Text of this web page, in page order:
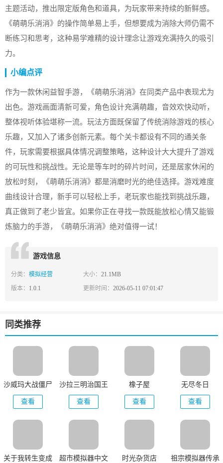
主题活动，推出限定版角色和道具，为玩家带来持续的新鲜感。
《萌萌乐消消》的操作简单易上手，但想要成为消除大师仍需不
断练习和思考，这种易学难精的设计理念让游戏充满持久的吸引
力。
小编点评
作为一款休闲益智手游，《萌萌乐消消》在同类产品中表现尤为
出色。游戏画面清新可爱，角色设计充满萌趣，音效欢快动听，
整体视听体验堪称一流。玩法方面既保留了传统消除游戏的核心
乐趣，又加入了诸多创新元素。每个关卡都设有不同的通关条
件，玩家需要根据具体情况调整策略，这种设计大大提升了游戏
的可玩性和挑战性。无论是等车时的碎片时间，还是居家休闲的
放松时刻，《萌萌乐消消》都是消磨时光的绝佳选择。游戏难度
曲线设计合理，新手可以轻松上手，老玩家也能找到挑战乐趣，
真正做到了老少皆宜。如果你正在寻找一款既能放松心情又能锻
炼脑力的手游，《萌萌乐消消》绝对值得一试！
游戏信息
分类： 模拟经营 大小：21.1MB
版本： 1.0.1 更新时间：2026-05-11 07:01:47
同类推荐
沙威玛大战僵尸
查看
沙拉三明治国王
正版
查看
橡子屋
查看
无尽冬日
查看
关于我转生变成 超市模拟器中文 时光杂货店 祖宗模拟器传承